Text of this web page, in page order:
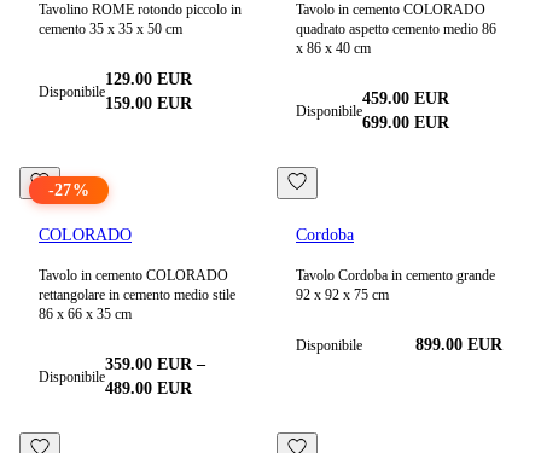
Tavolino ROME rotondo piccolo in
cemento 35 x 35 x 50 cm
Disponibile
129.00 EUR
159.00 EUR
Tavolo in cemento COLORADO
quadrato aspetto cemento medio 86
x 86 x 40 cm
Disponibile
459.00 EUR
699.00 EUR
-27%
COLORADO
Tavolo in cemento COLORADO
rettangolare in cemento medio stile
86 x 66 x 35 cm
Disponibile
359.00 EUR–
489.00 EUR
Cordoba
Tavolo Cordoba in cemento grande
92 x 92 x 75 cm
Disponibile 899.00 EUR